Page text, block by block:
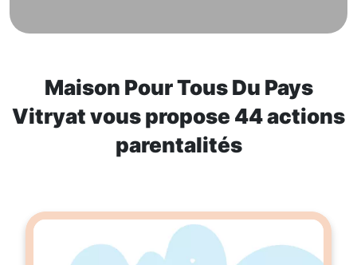
Maison Pour Tous Du Pays
Vitryat vous propose 44 actions
parentalités